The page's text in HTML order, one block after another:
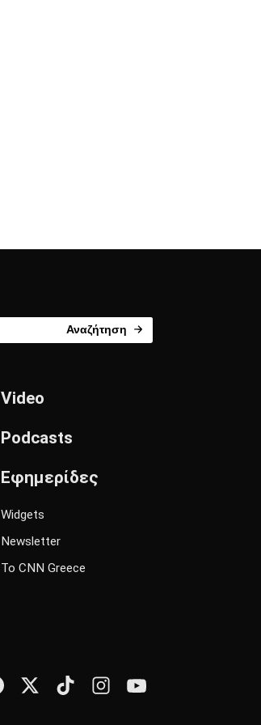
Αναζήτηση
Video
Podcasts
Εφημερίδες
Widgets
Newsletter
Το CNN Greece